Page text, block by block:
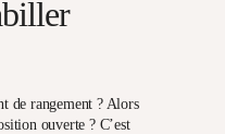
de rangement ? Alors
ouverte ? C’est